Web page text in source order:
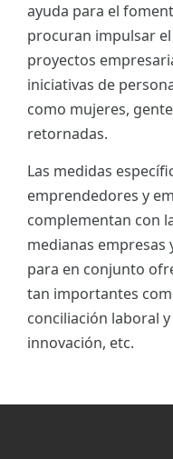
ayuda para el
procuran impulsar
proyectos
iniciativas de
como mujeres,
retornadas.
Las medidas
emprendedores y
complementan con
medianas
para en conjunto
tan importantes
conciliación laboral
innovación, etc.